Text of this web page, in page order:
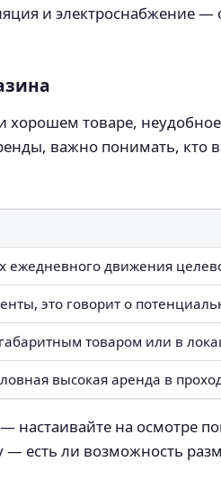
и электроснабжение
товаре,
важно понимать, кто
движения
это говорит о
товаром или в
высокая аренда в
настаивайте на осмотре
есть ли возможность